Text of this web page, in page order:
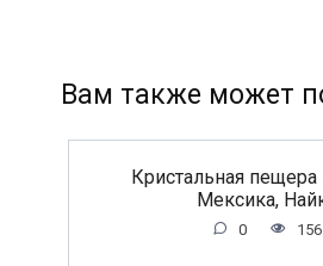
Вам также может
Кристальная пещера
Мексика,
0 156